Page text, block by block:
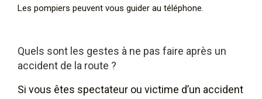
Les pompiers peuvent vous guider au téléphone.
Quels sont les gestes à ne pas faire après un
accident de la route ?
Si vous êtes spectateur ou victime d’un accident